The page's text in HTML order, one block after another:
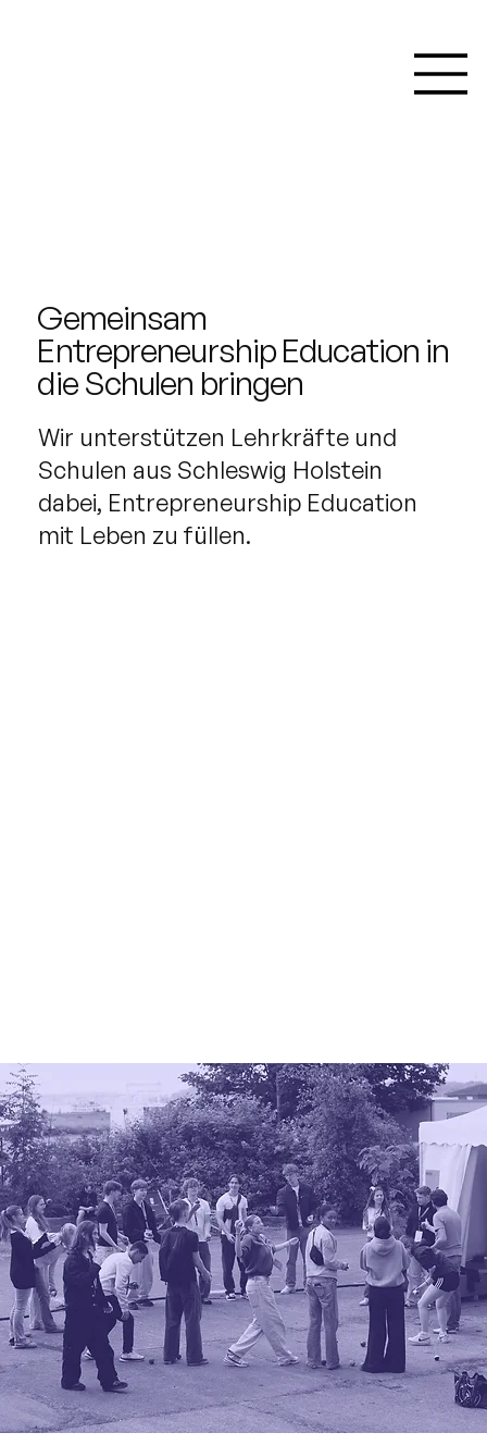
Gemeinsam
Entrepreneurship Education in
die Schulen bringen
Wir unterstützen Lehrkräfte und
Schulen aus Schleswig Holstein
dabei, Entrepreneurship Education
mit Leben zu füllen.